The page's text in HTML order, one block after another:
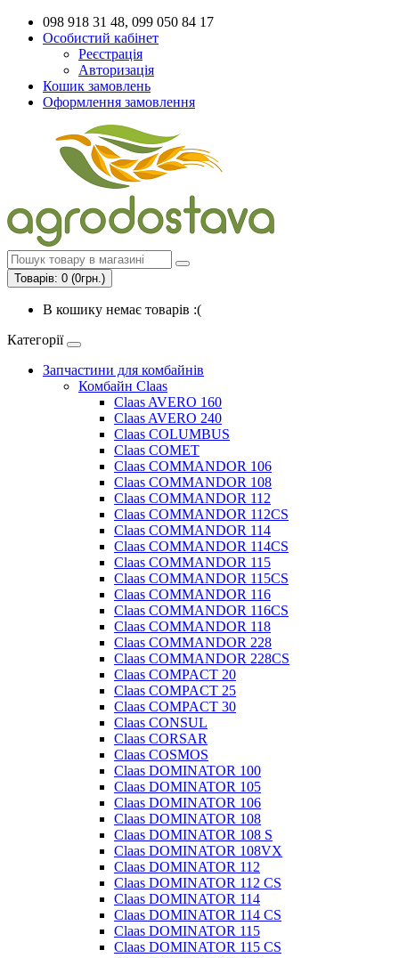
098 918 31 48, 099 050 84 17
Особистий кабінет
Реєстрація
Авторизація
Кошик замовлень
Оформлення замовлення
Товарів: 0 (0грн.)
В кошику немає товарів :(
Категорії
Запчастини для комбайнів
Комбайн Claas
Claas AVERO 160
Claas AVERO 240
Claas COLUMBUS
Claas COMET
Claas COMMANDOR 106
Claas COMMANDOR 108
Claas COMMANDOR 112
Claas COMMANDOR 112CS
Claas COMMANDOR 114
Claas COMMANDOR 114CS
Claas COMMANDOR 115
Claas COMMANDOR 115CS
Claas COMMANDOR 116
Claas COMMANDOR 116CS
Claas COMMANDOR 118
Claas COMMANDOR 228
Claas COMMANDOR 228CS
Claas COMPACT 20
Claas COMPACT 25
Claas COMPACT 30
Claas CONSUL
Claas CORSAR
Claas COSMOS
Claas DOMINATOR 100
Claas DOMINATOR 105
Claas DOMINATOR 106
Claas DOMINATOR 108
Claas DOMINATOR 108 S
Claas DOMINATOR 108VX
Claas DOMINATOR 112
Claas DOMINATOR 112 CS
Claas DOMINATOR 114
Claas DOMINATOR 114 CS
Claas DOMINATOR 115
Claas DOMINATOR 115 CS